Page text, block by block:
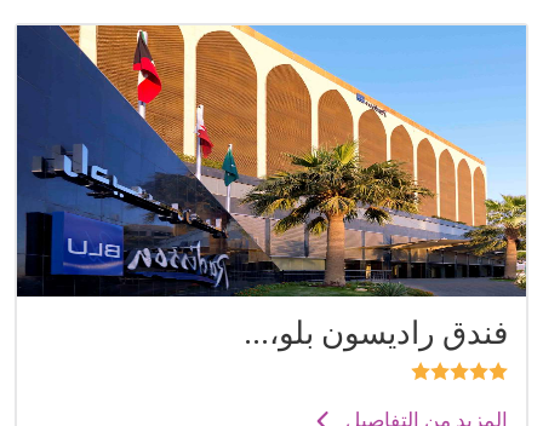
فندق راديسون بلو،...
المزيد من التفاصيل